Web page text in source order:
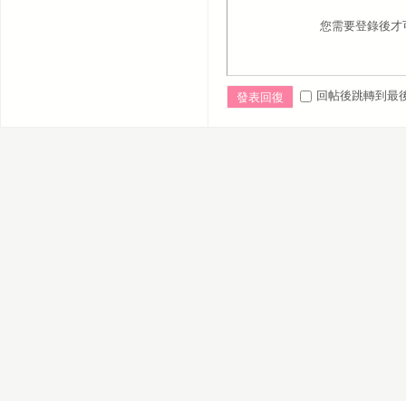
您需要登錄後
發表回復 回帖後跳轉到最